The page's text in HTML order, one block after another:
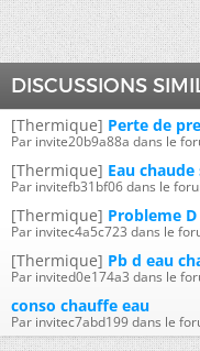
DISCUSSIONS
[Thermique] Perte de
Par invite20b9a88a dans le
[Thermique] Eau
Par invitefb31bf06 dans le
[Thermique] Probleme
Par invitec4a5c723 dans le
[Thermique] Pb d eau
Par invited0e174a3 dans le
conso chauffe eau
Par invitec7abd199 dans le